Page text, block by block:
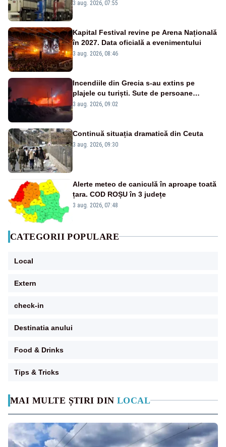
MAI MULTE ȘTIRI DIN LOCAL
este interzisă luni, între orele 12:00 și
3 aug. 2026, 07:55
Kapital Festival revine pe Arena Națională
în 2027. Data oficială a evenimentului
3 aug. 2026, 08:46
Incendiile din Grecia s-au extins pe
plajele cu turiști. Sute de persoane
evacuate pe mare, drumuri blocate de
3 aug. 2026, 09:02
Continuă situația dramatică din Ceuta
3 aug. 2026, 09:30
Alerte meteo de caniculă în aproape toată
țara. COD ROȘU în 3 județe
3 aug. 2026, 07:48
CATEGORII POPULARE
Local
Extern
check-in
Destinatia anului
Food & Drinks
Tips & Tricks